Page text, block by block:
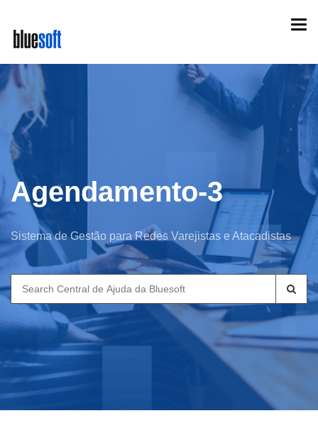
main
content
Agendamento-3
Sistema de Gestão para Redes Varejistas e Atacadistas
Search
for: